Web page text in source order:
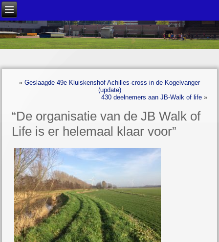
« Geslaagde 49e Kluiskenshof Achilles-cross in de Kogelvanger
(update)
430 deelnemers aan JB-Walk of life»
“De organisatie van de JB Walk of
Life is er helemaal klaar voor”